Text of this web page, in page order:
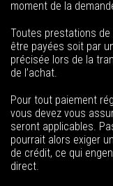
moment de la
Toutes prestations
être payées soit par
précisée lors de la
de l’achat.
Pour tout paiement
vous devez vous
seront applicables.
pourrait alors exiger
de crédit, ce qui
direct.